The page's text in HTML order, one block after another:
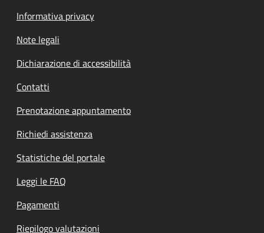
Informativa privacy
Note legali
Dichiarazione di accessibilità
Contatti
Prenotazione appuntamento
Richiedi assistenza
Statistiche del portale
Leggi le FAQ
Pagamenti
Riepilogo valutazioni